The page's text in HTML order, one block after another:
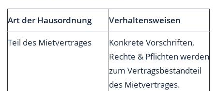
Art der Hausordnung
Verhaltensweisen
Teil des Mietvertrages
Konkrete Vorschriften,
Rechte & Pflichten werden
zum Vertragsbestandteil
des Mietvertrages.